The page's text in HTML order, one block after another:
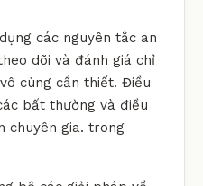
các nguyên tắc an
dõi và đánh giá chỉ
cùng cần thiết. Điều
bất thường và điều
chuyên gia. trong